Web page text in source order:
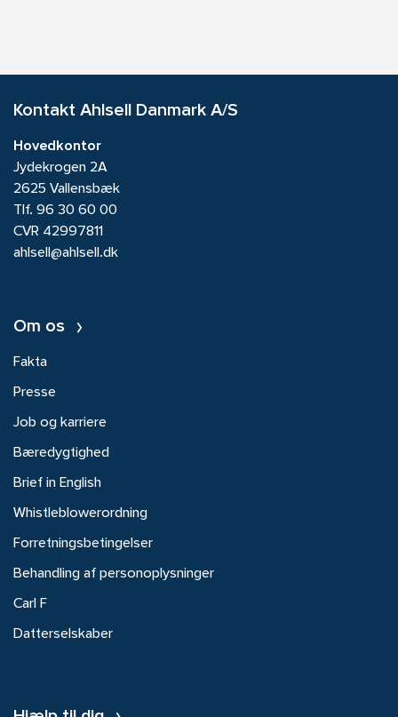
Kontakt Ahlsell Danmark A/S
Hovedkontor
Jydekrogen 2A
2625 Vallensbæk
Tlf. 96 30 60 00
CVR 42997811
ahlsell@ahlsell.dk
Om os
Fakta
Presse
Job og karriere
Bæredygtighed
Brief in English
Whistleblowerordning
Forretningsbetingelser
Behandling af personoplysninger
Carl F
Datterselskaber